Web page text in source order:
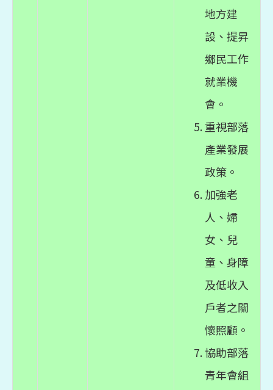
地方建
設、提昇
鄉民工作
就業機
會。
重視部落
產業發展
政策。
加強老
人、婦
女、兒
童、身障
及低收入
戶者之關
懷照顧。
協助部落
青年會組